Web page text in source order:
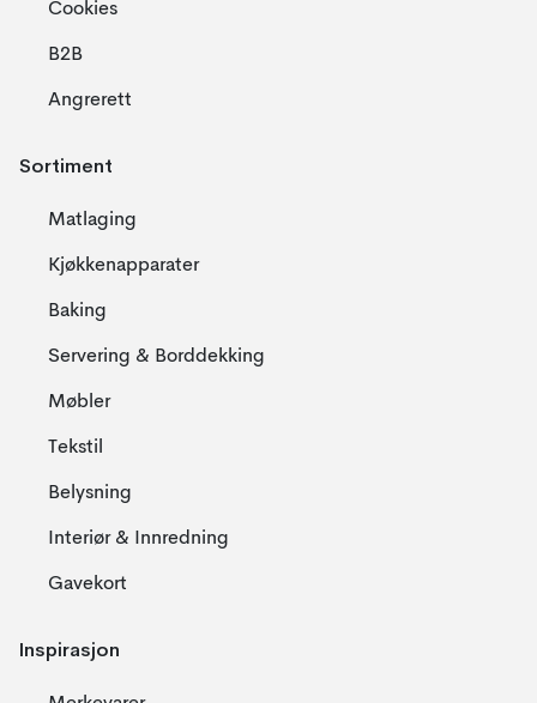
Cookies
B2B
Angrerett
Sortiment
Matlaging
Kjøkkenapparater
Baking
Servering & Borddekking
Møbler
Tekstil
Belysning
Interiør & Innredning
Gavekort
Inspirasjon